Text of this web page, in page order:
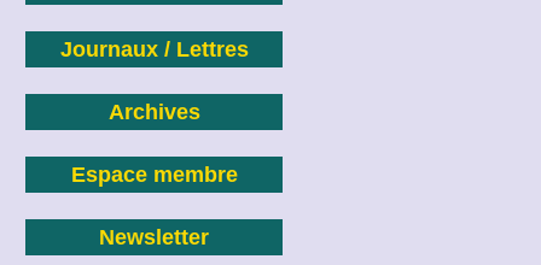
Journaux / Lettres
Archives
Espace membre
Newsletter